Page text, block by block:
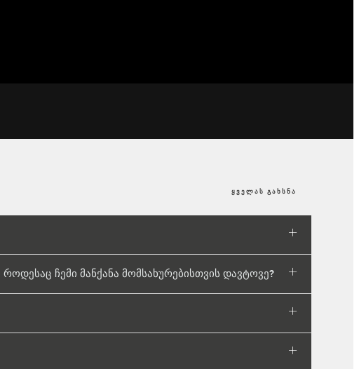
ყველას გახსნა
ჩემი მანქანა მომსახურებისთვის დავტოვე?